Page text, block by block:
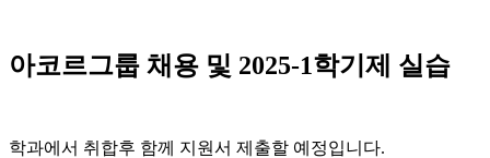
아코르그룹 채용 및 2025-1학기제 실습
학과에서 취합후 함께 지원서 제출할 예정입니다.